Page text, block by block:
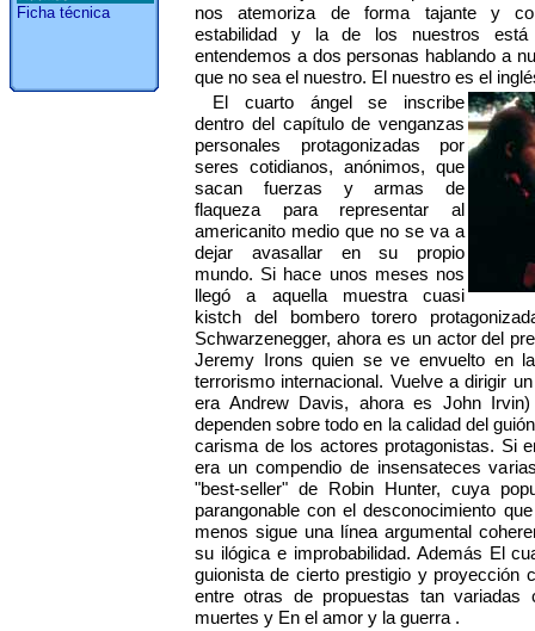
Ficha técnica
nos atemoriza de forma tajante y
estabilidad y la de los nuestros
entendemos a dos personas hablando a
que no sea el nuestro. El nuestro es el
El cuarto ángel se inscribe
dentro del capítulo de venganzas
personales protagonizadas por
seres cotidianos, anónimos, que
sacan fuerzas y armas de
flaqueza para representar al
americanito medio que no se va a
dejar avasallar en su propio
mundo. Si hace unos meses nos
llegó a aquella muestra cuasi
kistch del bombero torero
Schwarzenegger, ahora es un actor del
Jeremy Irons quien se ve envuelto en
terrorismo internacional. Vuelve a dirigir
era Andrew Davis, ahora es John
dependen sobre todo en la calidad del
carisma de los actores protagonistas. Si
era un compendio de insensateces
"best-seller" de Robin Hunter, cuya
parangonable con el desconocimiento
menos sigue una línea argumental
su ilógica e improbabilidad. Además El
guionista de cierto prestigio y proyección
entre otras de propuestas tan variadas
muertes y En el amor y la guerra .